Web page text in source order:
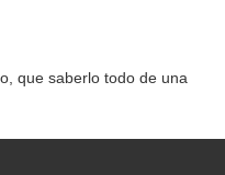
que saberlo todo de una